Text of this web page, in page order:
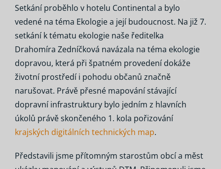
Setkání proběhlo v hotelu Continental a bylo
vedené na téma Ekologie a její budoucnost. Na již 7.
setkání k tématu ekologie naše ředitelka
Drahomíra Zedníčková navázala na téma ekologie
dopravou, která při špatném provedení dokáže
životní prostředí i pohodu občanů značně
narušovat. Právě přesné mapování stávající
dopravní infrastruktury bylo jedním z hlavních
úkolů právě skončeného 1. kola pořizování
krajských digitálních technických map.
Představili jsme přítomným starostům obcí a měst